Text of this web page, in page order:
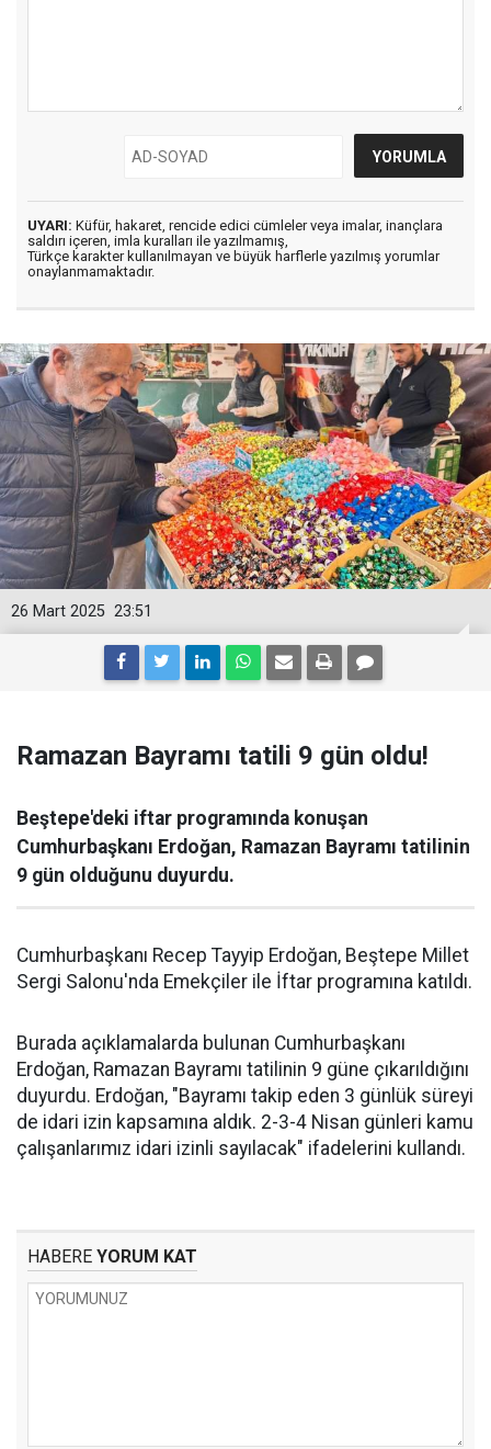
UYARI: Küfür, hakaret, rencide edici cümleler veya imalar, inançlara
saldırı içeren, imla kuralları ile yazılmamış,
Türkçe karakter kullanılmayan ve büyük harflerle yazılmış yorumlar
onaylanmamaktadır.
23:51
26 Mart 2025
Ramazan Bayramı tatili 9 gün oldu!
Beştepe'deki iftar programında konuşan
Cumhurbaşkanı Erdoğan, Ramazan Bayramı tatilinin
9 gün olduğunu duyurdu.
Cumhurbaşkanı Recep Tayyip Erdoğan, Beştepe Millet
Sergi Salonu'nda Emekçiler ile İftar programına katıldı.
Burada açıklamalarda bulunan Cumhurbaşkanı
Erdoğan, Ramazan Bayramı tatilinin 9 güne çıkarıldığını
duyurdu. Erdoğan, "Bayramı takip eden 3 günlük süreyi
de idari izin kapsamına aldık. 2-3-4 Nisan günleri kamu
çalışanlarımız idari izinli sayılacak" ifadelerini kullandı.
HABERE YORUM KAT